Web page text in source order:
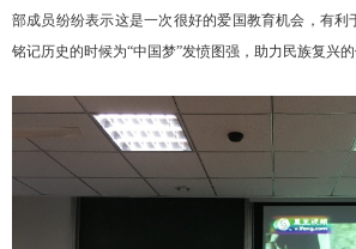
部成员纷纷表示这是一次很好的爱国教育机会，有利
铭记历史的时候为“中国梦”发愤图强，助力民族复兴的